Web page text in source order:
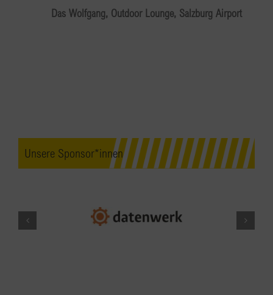
Das Wolfgang, Outdoor Lounge, Salzburg Airport
Unsere Sponsor*innen